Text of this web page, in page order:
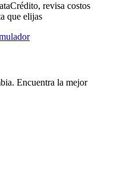
revisa costos
que elijas
Encuentra la mejor